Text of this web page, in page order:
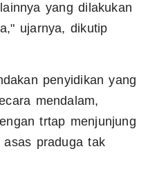
yang dilakukan
ujarnya, dikutip
penyidikan yang
mendalam,
trtap menjunjung
praduga tak